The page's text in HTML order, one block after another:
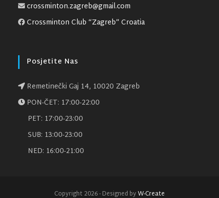
crossminton.zagreb@gmail.com
Crossminton Club “Zagreb” Croatia
Posjetite Nas
Remetinečki Gaj 14, 10020 Zagreb
PON-ČET: 17:00-22:00
PET: 17:00-23:00
SUB: 13:00-23:00
NED: 16:00-21:00
Copyright 2026 - Designed byW-Create